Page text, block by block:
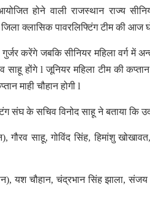
होने वाली राजस्थान राज्य
जिला क्लासिक पावरलिफ्टिंग टीम की आज
करेंगे जबकि सीनियर महिला वर्ग में
साहू होंगे l जूनियर महिला टीम की
माही चौहान होगी l
संघ के सचिव विनोद साहू ने बताया कि
गौरव साहू, गोविंद सिंह, हिमांशु
यश चौहान, चंद्रभान सिंह झाला, संजय